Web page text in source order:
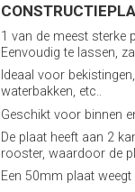
1 van de meest sterke
Eenvoudig te lassen,
Ideaal voor
waterbakken, etc..
Geschikt voor binnen
De plaat heeft aan 2
rooster, waardoor de
Een 50mm plaat